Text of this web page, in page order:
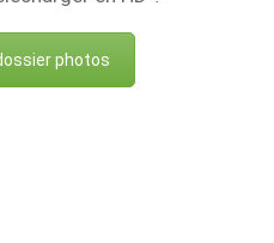
photos